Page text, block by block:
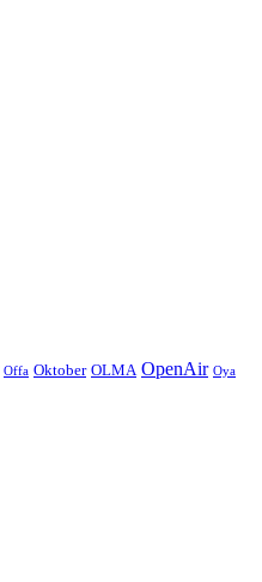
Offa Oktober OLMA OpenAir Oya